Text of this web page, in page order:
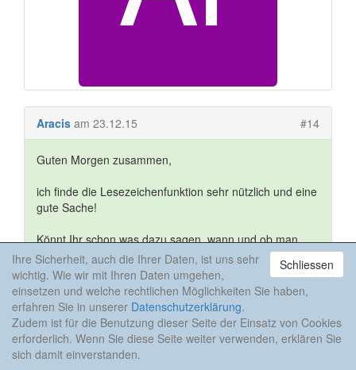
Aracis am 23.12.15 #14
Guten Morgen zusammen,
ich finde die Lesezeichenfunktion sehr nützlich und eine
gute Sache!
Könnt Ihr schon was dazu sagen, wann und ob man
diese auch in der iPhone App nutzen kann?
Viele Grüße
Harry
Anzeige
Schliessen
Ihre Sicherheit, auch die Ihrer Daten, ist uns sehr
wichtig. Wie wir mit Ihren Daten umgehen,
einsetzen und welche rechtlichen Möglichkeiten Sie haben,
erfahren Sie in unserer Datenschutzerklärung.
Zudem ist für die Benutzung dieser Seite der Einsatz von Cookies
erforderlich. Wenn Sie diese Seite weiter verwenden, erklären Sie
sich damit einverstanden.